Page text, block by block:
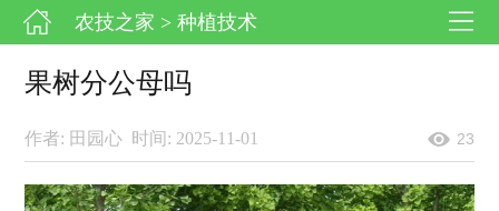
农技之家 > 种植技术
果树分公母吗
作者: 田园心 时间: 2025-11-01 23